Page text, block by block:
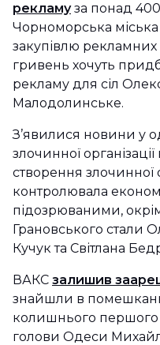
рекламуза понад
Чорноморська
закупівлю
гривень хочуть
рекламу для сіл
Малодолинське.
З’явилися новини у
злочинної
створення злочинної
контролювала
підозрюваними,
Грановського стали
Кучук та Світлана
ВАКС залишив
знайшли в
колишнього першого
голови Одеси